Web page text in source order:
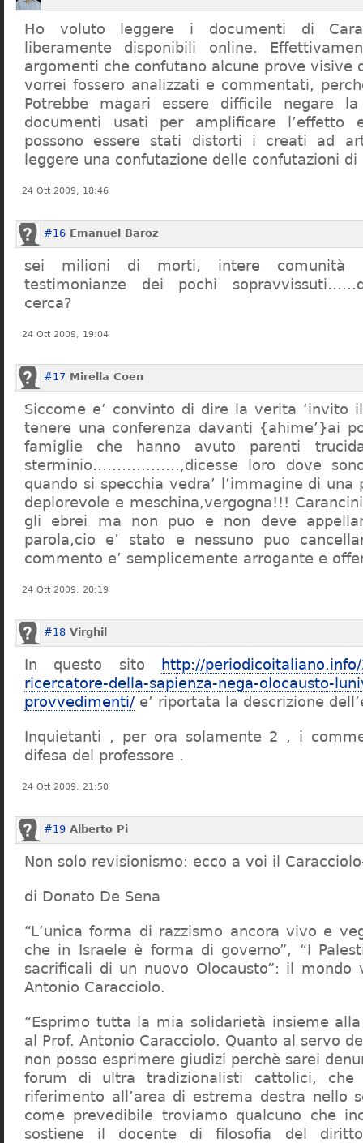
Ho voluto leggere i documenti di
liberamente disponibili online.
argomenti che confutano alcune prove visive
vorrei fossero analizzati e commentati,
Potrebbe magari essere difficile negare
documenti usati per amplificare l’effetto
possono essere stati distorti i creati ad
leggere una confutazione delle confutazioni di
24 Ott 2009, 18:46
#16 Emanuel Baroz
sei milioni di morti, intere comunità
testimonianze dei pochi
cerca?
24 Ott 2009, 19:04
#17 Mirella Coen
Siccome e’ convinto di dire la verita ‘invito
tenere una conferenza davanti {ahime’}ai
famiglie che hanno avuto parenti
sterminio………………,dicesse loro dove
quando si specchia vedra’ l’immagine di una
deplorevole e meschina,vergogna!!!
gli ebrei ma non puo e non deve
parola,cio e’ stato e nessuno puo
commento e’ semplicemente arrogante e
24 Ott 2009, 20:19
#18 Virghil
In questo sito
http://
ricercatore-della-sapienza-nega-olocausto-
provvedimenti/ e’ riportata la descrizione
Inquietanti , per ora solamente 2 , i
difesa del professore .
24 Ott 2009, 21:50
#19 Alberto Pi
Non solo revisionismo: ecco a voi il
di Donato De Sena
“L’unica forma di razzismo ancora vivo e
che in Israele è forma di governo”, “I
sacrificali di un nuovo Olocausto”: il mondo
Antonio Caracciolo.
“Esprimo tutta la mia solidarietà insieme
al Prof. Antonio Caracciolo. Quanto al servo
non posso esprimere giudizi perchè sarei
forum di ultra tradizionalisti cattolici,
riferimento all’area di estrema destra nello
come prevedibile troviamo qualcuno che
sostiene il docente di filosofia del